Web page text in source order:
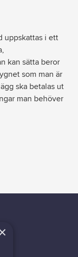
uppskattas i ett
kan sätta beror
som man är
ska betalas ut
man behöver